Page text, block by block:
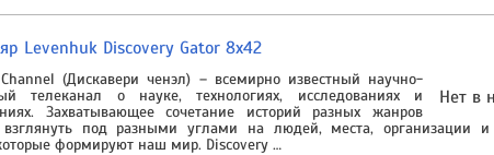
Нет в
Levenhuk Discovery Gator 8x42
(Дискавери ченэл) – всемирно известный научно-
телеканал о науке, технологиях, исследованиях и
Захватывающее сочетание историй разных жанров
взглянуть под разными углами на людей, места, организации и
формируют наш мир. Discovery …